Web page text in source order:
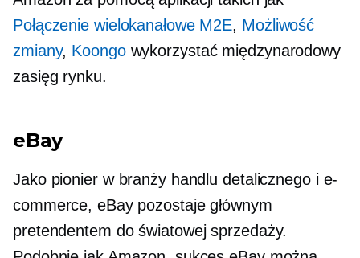
Połączenie wielokanałowe M2E, Możliwość
zmiany, Koongowykorzystać międzynarodowy
zasięg rynku.
eBay
Jako pionier w branży handlu detalicznego i e-
commerce, eBay pozostaje głównym
pretendentem do światowej sprzedaży.